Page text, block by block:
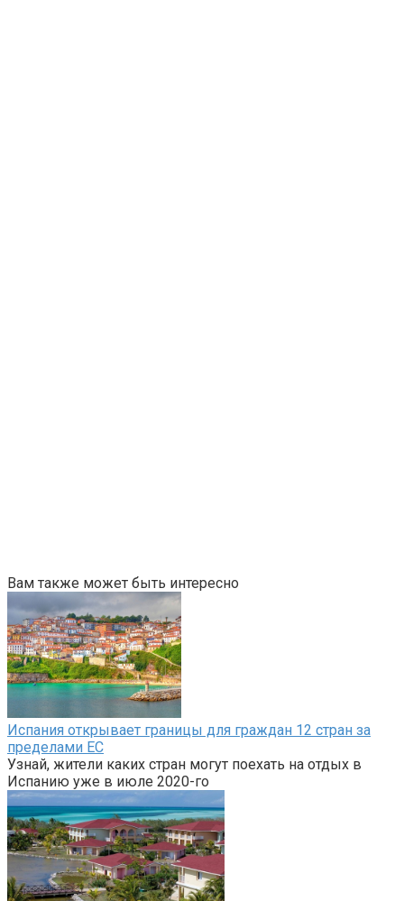
Вам также может быть интересно
Испания открывает границы для граждан 12 стран за
пределами ЕС
Узнай, жители каких стран могут поехать на отдых в
Испанию уже в июле 2020-го